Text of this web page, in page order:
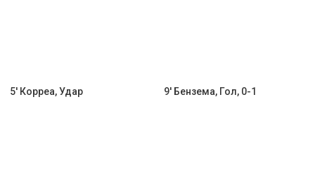
5' Корреа, Удар 9' Бензема, Гол, 0-1